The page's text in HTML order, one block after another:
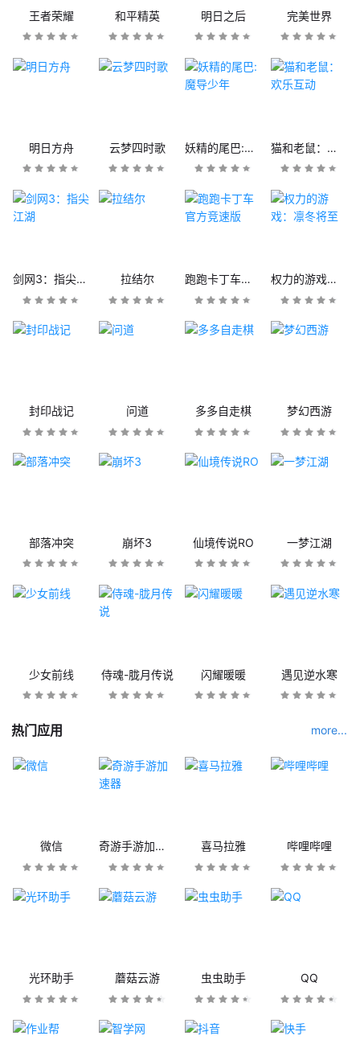
王者荣耀 和平精英 明日之后 完美世界
明日方舟 云梦四时歌 妖精的尾巴:魔导少年 猫和老鼠：欢乐互动
剑网3：指尖江湖 拉结尔 跑跑卡丁车官方竞速版 权力的游戏：凛冬将至
封印战记 问道 多多自走棋 梦幻西游
部落冲突 崩坏3 仙境传说RO 一梦江湖
少女前线 侍魂-胧月传说 闪耀暖暖 遇见逆水寒
热门应用 more...
微信 奇游手游加速器 喜马拉雅 哔哩哔哩
光环助手 蘑菇云游 虫虫助手 QQ